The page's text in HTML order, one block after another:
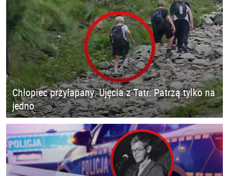
Chłopiec przyłapany. Ujęcia z Tatr. Patrzą tylko na
jedno